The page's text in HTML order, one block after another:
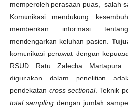
memperoleh perasaan puas, salah
Komunikasi mendukung
memberikan informasi
mendengarkan keluhan pasien.
komunikasi perawat dengan
RSUD Ratu Zalecha Martapura.
digunakan dalam penelitian
pendekatan cross sectional. Teknik
total sampling dengan jumlah